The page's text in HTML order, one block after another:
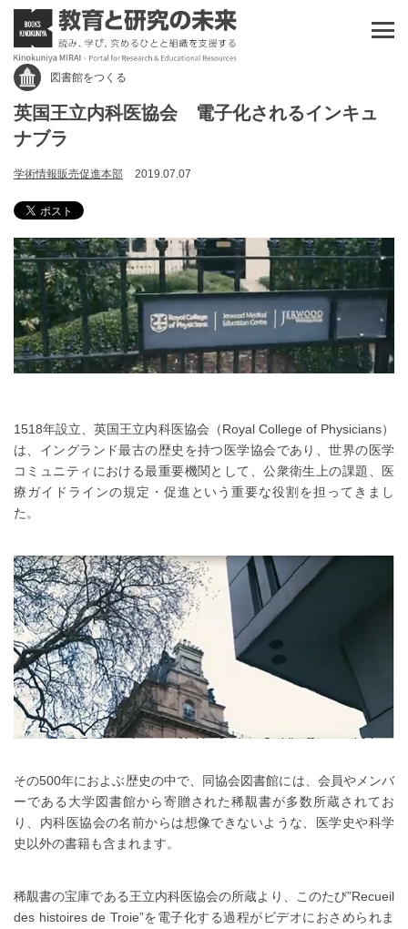
図書館をつくる
英国王立内科医協会 電子化されるインキュ
ナブラ
学術情報販売促進本部 2019.07.07
1518年設立、英国王立内科医協会（Royal College of Physicians）
は、イングランド最古の歴史を持つ医学協会であり、世界の医学
コミュニティにおける最重要機関として、公衆衛生上の課題、医
療ガイドラインの規定・促進という重要な役割を担ってきまし
た。
その500年におよぶ歴史の中で、同協会図書館には、会員やメンバ
ーである大学図書館から寄贈された稀覯書が多数所蔵されてお
り、内科医協会の名前からは想像できないような、医学史や科学
史以外の書籍も含まれます。
稀覯書の宝庫である王立内科医協会の所蔵より、このたび”Recueil
des histoires de Troie”を電子化する過程がビデオにおさめられま